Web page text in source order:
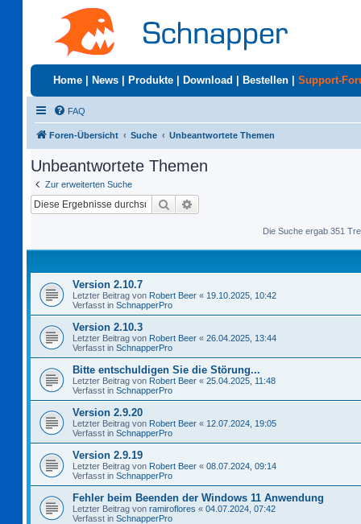
Home News Produkte Download Bestellen Support-
FAQ
Foren-Übersicht Suche Unbeantwortete Themen
Unbeantwortete Themen
Zur erweiterten Suche
Suche
Die Suche ergab 351
Version 2.10.7
Letzter Beitrag von Robert Beer « 19.10.2025, 10:42
Verfasst in SchnapperPro
Version 2.10.3
Letzter Beitrag von Robert Beer « 26.04.2025, 13:44
Verfasst in SchnapperPro
Bitte entschuldigen Sie die Störung...
Letzter Beitrag von Robert Beer « 25.04.2025, 11:48
Verfasst in SchnapperPro
Version 2.9.20
Letzter Beitrag von Robert Beer « 12.07.2024, 19:05
Verfasst in SchnapperPro
Version 2.9.19
Letzter Beitrag von Robert Beer « 08.07.2024, 09:14
Verfasst in SchnapperPro
Fehler beim Beenden der Windows 11 Anwendung
Letzter Beitrag von ramiroflores « 04.07.2024, 07:42
Verfasst in SchnapperPro